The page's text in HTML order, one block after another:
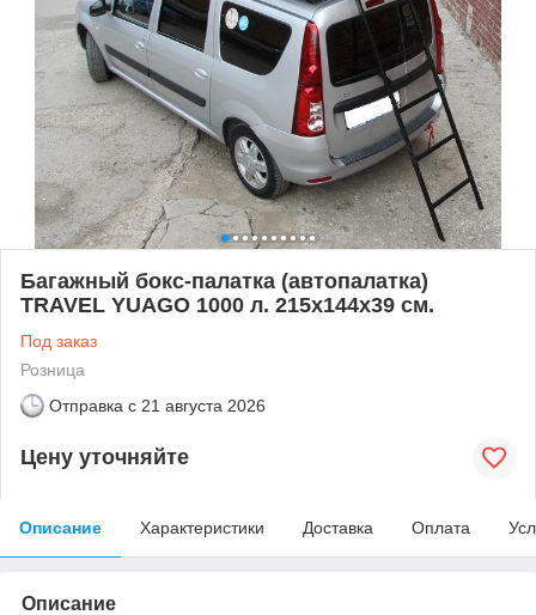
Багажный бокс-палатка (автопалатка)
TRAVEL YUAGO 1000 л. 215х144х39 см.
Под заказ
Розница
Отправка с 21 августа 2026
Цену уточняйте
Описание Характеристики Доставка Оплата
Описание